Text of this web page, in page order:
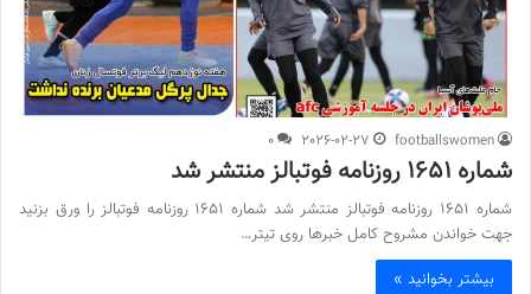
footballswomen
2026-02-27
0
شماره 1651 روزنامه فوتبالز منتشر شد
شماره 1651 روزنامه فوتبالز منتشر شد شماره 1651 روزنامه فوتبالز را ورق بزنید
جهت خواندن مشروح کامل خبرها روی تیتر…
بیشتر بخوانید »